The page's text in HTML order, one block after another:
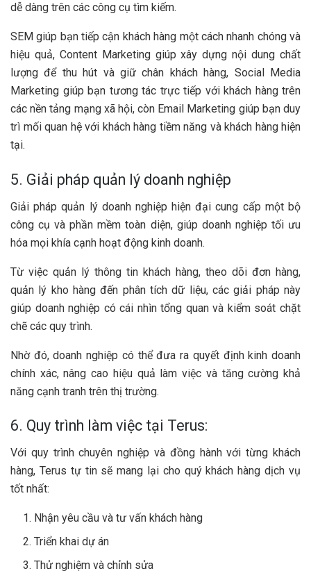
dễ dàng trên các công cụ tìm kiếm.
SEM giúp bạn tiếp cận khách hàng một cách nhanh chóng và
hiệu quả, Content Marketing giúp xây dựng nội dung chất
lượng để thu hút và giữ chân khách hàng, Social Media
Marketing giúp bạn tương tác trực tiếp với khách hàng trên
các nền tảng mạng xã hội, còn Email Marketing giúp bạn duy
trì mối quan hệ với khách hàng tiềm năng và khách hàng hiện
tại.
5. Giải pháp quản lý doanh nghiệp
Giải pháp quản lý doanh nghiệp hiện đại cung cấp một bộ
công cụ và phần mềm toàn diện, giúp doanh nghiệp tối ưu
hóa mọi khía cạnh hoạt động kinh doanh.
Từ việc quản lý thông tin khách hàng, theo dõi đơn hàng,
quản lý kho hàng đến phân tích dữ liệu, các giải pháp này
giúp doanh nghiệp có cái nhìn tổng quan và kiểm soát chặt
chẽ các quy trình.
Nhờ đó, doanh nghiệp có thể đưa ra quyết định kinh doanh
chính xác, nâng cao hiệu quả làm việc và tăng cường khả
năng cạnh tranh trên thị trường.
6. Quy trình làm việc tại Terus:
Với quy trình chuyên nghiệp và đồng hành với từng khách
hàng, Terus tự tin sẽ mang lại cho quý khách hàng dịch vụ
tốt nhất:
Nhận yêu cầu và tư vấn khách hàng
Triển khai dự án
Thử nghiệm và chỉnh sửa